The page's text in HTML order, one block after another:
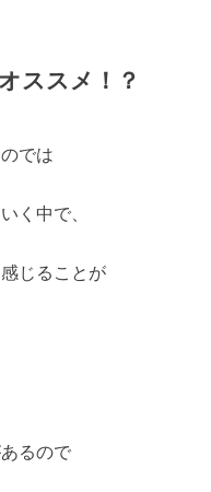
ススメ！？
では
く中で、
じることが
るので